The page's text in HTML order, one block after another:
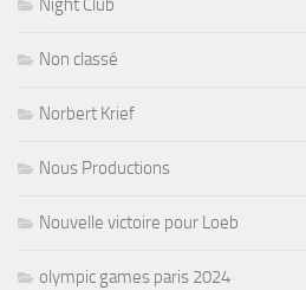
Night Club
Non classé
Norbert Krief
Nous Productions
Nouvelle victoire pour Loeb
olympic games paris 2024